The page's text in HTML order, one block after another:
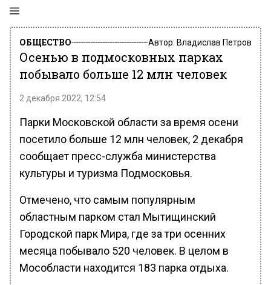
ОБЩЕСТВО Автор: Владислав Петров
Осенью в подмосковных парках
побывало больше 12 млн человек
2 декабря 2022, 12:54
Парки Московской области за время осени
посетило больше 12 млн человек, 2 декабря
сообщает пресс-служба министерства
культуры и туризма Подмосковья.
Отмечено, что самым популярным
областным парком стал Мытищинский
Городской парк Мира, где за три осенних
месяца побывало 520 человек. В целом в
Мособласти находится 183 парка отдыха.